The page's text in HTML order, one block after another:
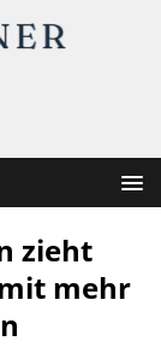
zieht
mehr